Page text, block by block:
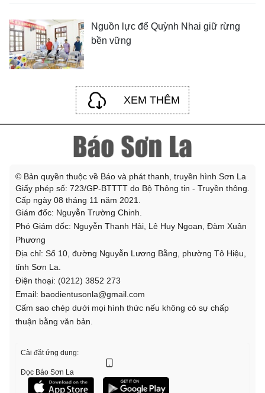
Nguồn lực để Quỳnh Nhai giữ rừng
bền vững
XEM THÊM
© Bản quyền thuộc về Báo và phát thanh, truyền hình Sơn La
Giấy phép số: 723/GP-BTTTT do Bộ Thông tin - Truyền thông.
Cấp ngày 08 tháng 11 năm 2021.
Giám đốc: Nguyễn Trường Chinh.
Phó Giám đốc: Nguyễn Thanh Hải, Lê Huy Ngoan, Đàm Xuân
Phương
Địa chỉ: Số 10, đường Nguyễn Lương Bằng, phường Tô Hiệu,
tỉnh Sơn La.
Điện thoại: (0212) 3852 273
Email: baodientusonla@gmail.com
Cấm sao chép dưới mọi hình thức nếu không có sự chấp
thuận bằng văn bản.
Cài đặt ứng dụng:
Đọc Báo Sơn La